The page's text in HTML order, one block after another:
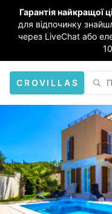
Гарантія найкращої
для відпочинку
через LiveChat або
CROVILLAS